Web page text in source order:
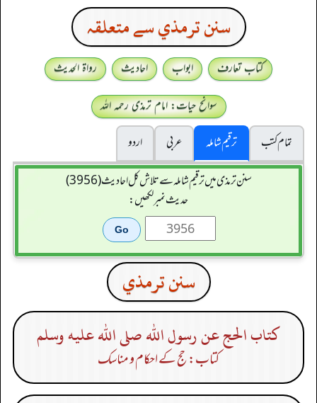
سنن ترمذي سے متعلقہ
کتاب تعارف ابواب احادیث
رواۃ الحدیث
سوانح حیات: امام ترمذی رحمہ اللہ
تمام کتب
ترقیم شاملہ عربی
اردو
سنن ترمذی میں ترقیم شاملہ سے تلاش کل احادیث (3956)
حدیث نمبر لکھیں:
سنن ترمذي
كتاب الحج عن رسول الله صلى الله عليه وسلم
کتاب: حج کے احکام و مناسک